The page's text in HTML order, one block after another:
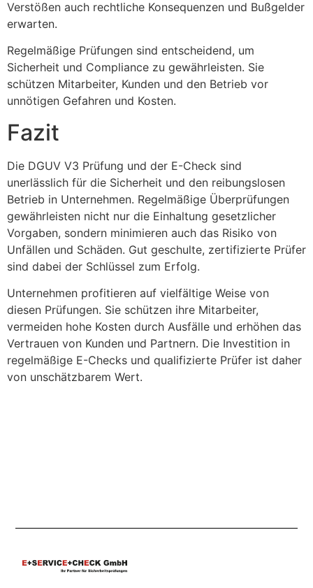
Verstößen auch rechtliche Konsequenzen und Bußgelder
erwarten.
Regelmäßige Prüfungen sind entscheidend, um
Sicherheit und Compliance zu gewährleisten. Sie
schützen Mitarbeiter, Kunden und den Betrieb vor
unnötigen Gefahren und Kosten.
Fazit
Die DGUV V3 Prüfung und der E-Check sind
unerlässlich für die Sicherheit und den reibungslosen
Betrieb in Unternehmen. Regelmäßige Überprüfungen
gewährleisten nicht nur die Einhaltung gesetzlicher
Vorgaben, sondern minimieren auch das Risiko von
Unfällen und Schäden. Gut geschulte, zertifizierte Prüfer
sind dabei der Schlüssel zum Erfolg.
Unternehmen profitieren auf vielfältige Weise von
diesen Prüfungen. Sie schützen ihre Mitarbeiter,
vermeiden hohe Kosten durch Ausfälle und erhöhen das
Vertrauen von Kunden und Partnern. Die Investition in
regelmäßige E-Checks und qualifizierte Prüfer ist daher
von unschätzbarem Wert.